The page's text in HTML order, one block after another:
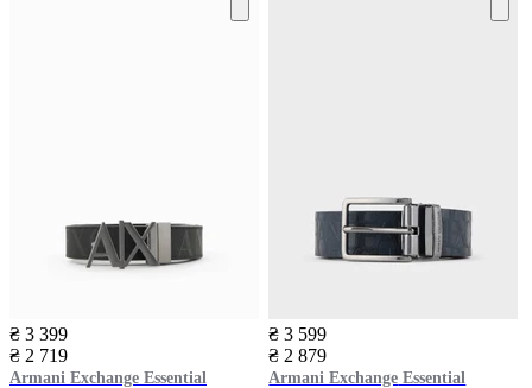
₴ 3 399
₴ 2 719
Armani Exchange Essential
₴ 3 599
₴ 2 879
Armani Exchange Essential